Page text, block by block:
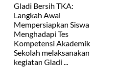
Gladi Bersih TKA:
Langkah Awal
Mempersiapkan Siswa
Menghadapi Tes
Kompetensi Akademik
Sekolah melaksanakan
kegiatan Gladi ...